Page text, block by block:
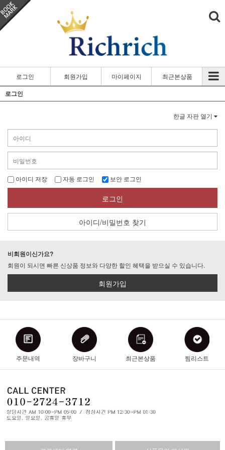
로그인 회원가입 마이페이지 최근본상품
로그인
한글 자판 열기
아이디 저장 자동 로그인 보안 로그인
로그인
아이디/비밀번호 찾기
비회원이신가요?
회원이 되시면 빠른 신상품 정보와 다양한 할인 혜택을 받으실 수 있습니다.
회원가입
주문내역 장바구니 최근본상품 찜리스트